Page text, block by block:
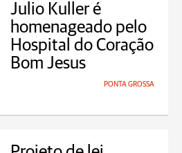
Julio Kuller é
homenageado pelo
Hospital do Coração
Bom Jesus
PONTA GROSSA